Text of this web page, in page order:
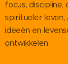
focus,
spiritueler
ideeën en
ontwikkelen